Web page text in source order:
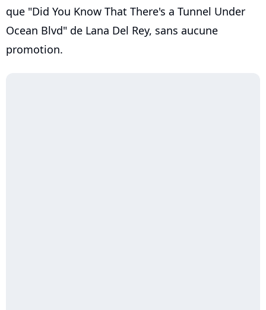
que "Did You Know That There's a Tunnel Under
Ocean Blvd" de Lana Del Rey, sans aucune
promotion.